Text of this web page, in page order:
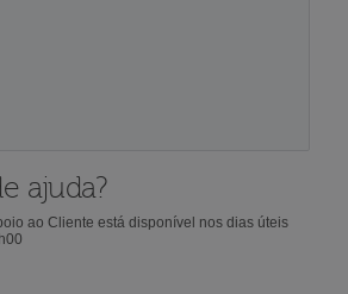
ajuda?
ao Cliente está disponível nos dias úteis